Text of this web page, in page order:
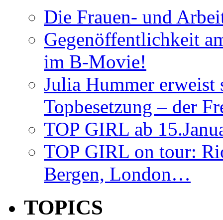
Die Frauen- und
Gegenöffentlichkeit
im B-Movie!
Julia Hummer
Topbesetzung – der
TOP GIRL ab
TOP GIRL on tour:
Bergen, London…
TOPICS